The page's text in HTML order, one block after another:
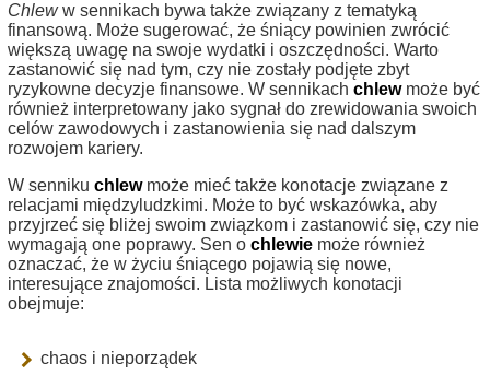
Chleww sennikach bywa także związany z tematyką
finansową. Może sugerować, że śniący powinien zwrócić
większą uwagę na swoje wydatki i oszczędności. Warto
zastanowić się nad tym, czy nie zostały podjęte zbyt
ryzykowne decyzje finansowe. W sennikach chlewmoże być
również interpretowany jako sygnał do zrewidowania swoich
celów zawodowych i zastanowienia się nad dalszym
rozwojem kariery.
W senniku chlewmoże mieć także konotacje związane z
relacjami międzyludzkimi. Może to być wskazówka, aby
przyjrzeć się bliżej swoim związkom i zastanowić się, czy nie
wymagają one poprawy. Sen o chlewie może również
oznaczać, że w życiu śniącego pojawią się nowe,
interesujące znajomości. Lista możliwych konotacji
obejmuje:
chaos i nieporządek